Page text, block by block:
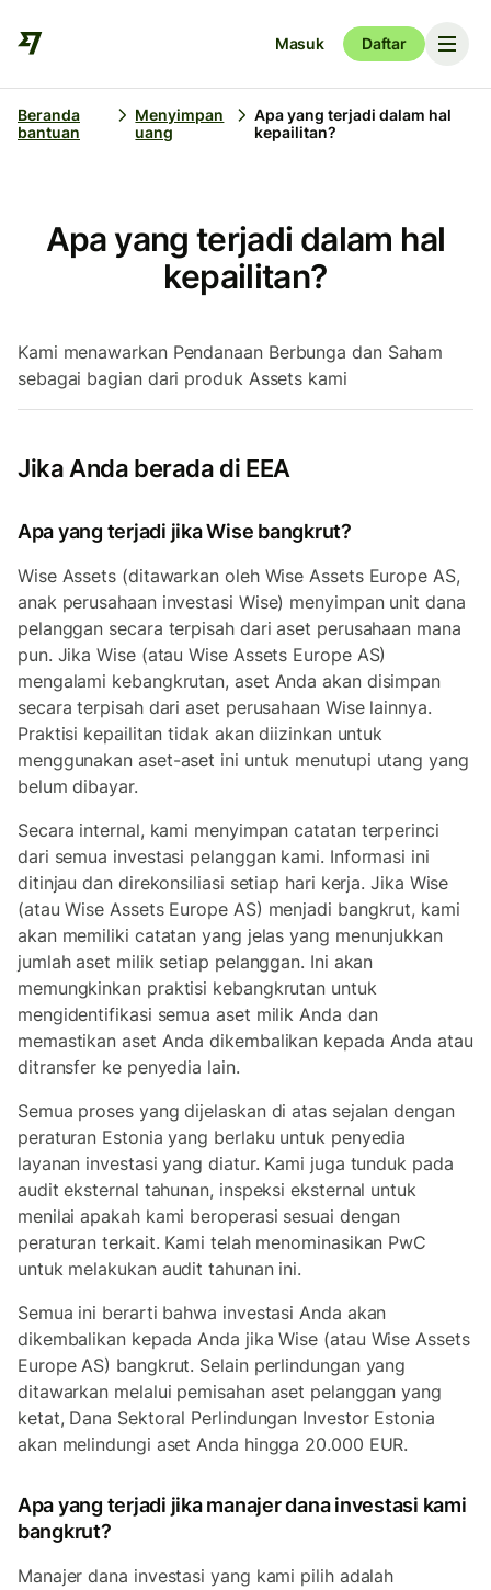
Masuk Daftar
Beranda
bantuan
Menyimpan
uang
Apa yang terjadi dalam hal
kepailitan?
Apa yang terjadi dalam hal
kepailitan?
Kami menawarkan Pendanaan Berbunga dan Saham
sebagai bagian dari produk Assets kami
Jika Anda berada di EEA
Apa yang terjadi jika Wise bangkrut?
Wise Assets (ditawarkan oleh Wise Assets Europe AS,
anak perusahaan investasi Wise) menyimpan unit dana
pelanggan secara terpisah dari aset perusahaan mana
pun. Jika Wise (atau Wise Assets Europe AS)
mengalami kebangkrutan, aset Anda akan disimpan
secara terpisah dari aset perusahaan Wise lainnya.
Praktisi kepailitan tidak akan diizinkan untuk
menggunakan aset-aset ini untuk menutupi utang yang
belum dibayar.
Secara internal, kami menyimpan catatan terperinci
dari semua investasi pelanggan kami. Informasi ini
ditinjau dan direkonsiliasi setiap hari kerja. Jika Wise
(atau Wise Assets Europe AS) menjadi bangkrut, kami
akan memiliki catatan yang jelas yang menunjukkan
jumlah aset milik setiap pelanggan. Ini akan
memungkinkan praktisi kebangkrutan untuk
mengidentifikasi semua aset milik Anda dan
memastikan aset Anda dikembalikan kepada Anda atau
ditransfer ke penyedia lain.
Semua proses yang dijelaskan di atas sejalan dengan
peraturan Estonia yang berlaku untuk penyedia
layanan investasi yang diatur. Kami juga tunduk pada
audit eksternal tahunan, inspeksi eksternal untuk
menilai apakah kami beroperasi sesuai dengan
peraturan terkait. Kami telah menominasikan PwC
untuk melakukan audit tahunan ini.
Semua ini berarti bahwa investasi Anda akan
dikembalikan kepada Anda jika Wise (atau Wise Assets
Europe AS) bangkrut. Selain perlindungan yang
ditawarkan melalui pemisahan aset pelanggan yang
ketat, Dana Sektoral Perlindungan Investor Estonia
akan melindungi aset Anda hingga 20.000 EUR.
Apa yang terjadi jika manajer dana investasi kami
bangkrut?
Manajer dana investasi yang kami pilih adalah